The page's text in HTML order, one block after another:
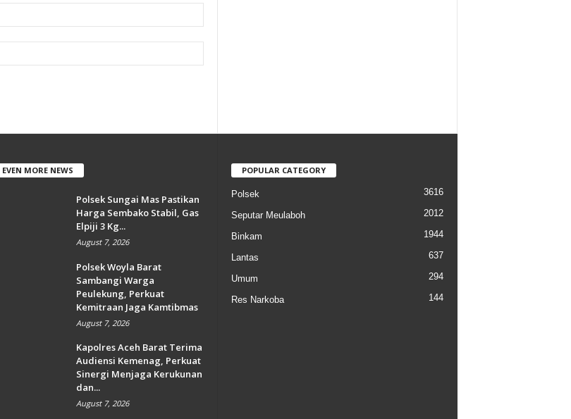
EVEN MORE NEWS
Polsek Sungai Mas Pastikan
Harga Sembako Stabil, Gas
Elpiji 3 Kg...
August 7, 2026
Polsek Woyla Barat
Sambangi Warga
Peulekung, Perkuat
Kemitraan Jaga Kamtibmas
August 7, 2026
Kapolres Aceh Barat Terima
Audiensi Kemenag, Perkuat
Sinergi Menjaga Kerukunan
dan...
August 7, 2026
POPULAR CATEGORY
Polsek 3616
Seputar Meulaboh 2012
Binkam 1944
Lantas 637
Umum 294
Res Narkoba 144